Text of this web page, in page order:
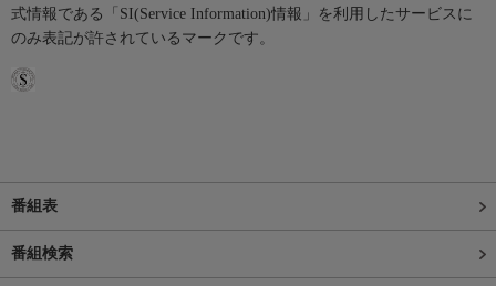
式情報である「SI(Service Information)情報」を利用したサービスに
のみ表記が許されているマークです。
番組表
番組検索